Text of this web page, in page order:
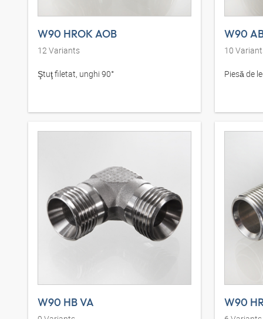
W90 HROK AOB
12 Variants
Ştuţ filetat, unghi 90°
W90
10
Piesă de
W90 HB VA W90